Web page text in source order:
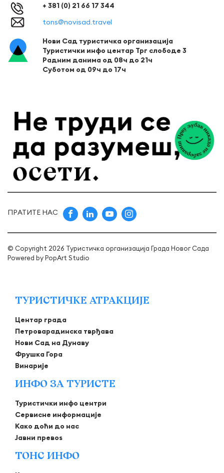
+ 381 (0) 21 66 17 344
tons@novisad.travel
Нови Сад туристичка организација
Туристички инфо центар Трг слободе 3
Радним данима од 08ч до 21ч
Суботом од 09ч до 17ч
ПРАТИТЕ НАС
© Copyright 2026 Туристичка организација Града Новог Сада
Powered byPopArt Studio
ТУРИСТИЧКЕ АТРАКЦИЈЕ
Центар града
Петроварадинска тврђава
Нови Сад на Дунаву
Фрушка Гора
Винарије
ИНФО ЗА ТУРИСТЕ
Туристички инфо центри
Сервисне информације
Како доћи до нас
Јавни превоѕ
ТОНС ИНФО